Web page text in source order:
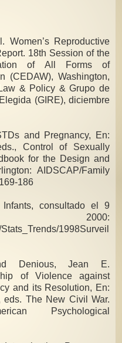
Women’s Reproductive
18th Session of the
of All Forms of
(CEDAW), Washington,
& Policy & Grupo de
(GIRE), diciembre
and Pregnancy, En:
Control of Sexually
for the Design and
AIDSCAP/Family
186
consultado el 9
2000:
1998Surveil
Denious, Jean E.
of Violence against
and its Resolution, En:
eds. The New Civil War.
Psychological